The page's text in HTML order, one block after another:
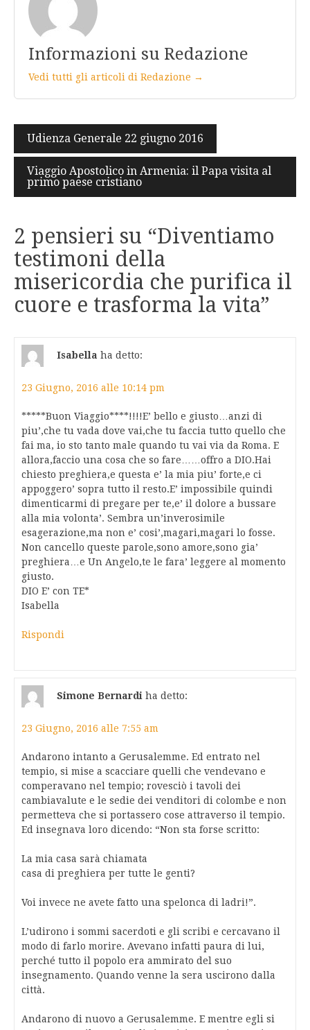
Informazioni su Redazione
Vedi tutti gli articoli di Redazione →
Navigazione
articoli
Udienza Generale 22 giugno 2016
Viaggio Apostolico in Armenia: il Papa visita al
primo paese cristiano
2 pensieri su “Diventiamo
testimoni della
misericordia che purifica il
cuore e trasforma la vita”
Isabella ha detto:
23 Giugno, 2016 alle 10:14 pm
*****Buon Viaggio****!!!!E’ bello e giusto…anzi di
piu’,che tu vada dove vai,che tu faccia tutto quello che
fai ma, io sto tanto male quando tu vai via da Roma. E
allora,faccio una cosa che so fare……offro a DIO.Hai
chiesto preghiera,e questa e’ la mia piu’ forte,e ci
appoggero’ sopra tutto il resto.E’ impossibile quindi
dimenticarmi di pregare per te,e’ il dolore a bussare
alla mia volonta’. Sembra un’inverosimile
esagerazione,ma non e’ cosi’,magari,magari lo fosse.
Non cancello queste parole,sono amore,sono gia’
preghiera…e Un Angelo,te le fara’ leggere al momento
giusto.
DIO E’ con TE*
Isabella
Rispondi
Simone Bernardi ha detto:
23 Giugno, 2016 alle 7:55 am
Andarono intanto a Gerusalemme. Ed entrato nel
tempio, si mise a scacciare quelli che vendevano e
comperavano nel tempio; rovesciò i tavoli dei
cambiavalute e le sedie dei venditori di colombe e non
permetteva che si portassero cose attraverso il tempio.
Ed insegnava loro dicendo: “Non sta forse scritto:
La mia casa sarà chiamata
casa di preghiera per tutte le genti?
Voi invece ne avete fatto una spelonca di ladri!”.
L’udirono i sommi sacerdoti e gli scribi e cercavano il
modo di farlo morire. Avevano infatti paura di lui,
perché tutto il popolo era ammirato del suo
insegnamento. Quando venne la sera uscirono dalla
città.
Andarono di nuovo a Gerusalemme. E mentre egli si